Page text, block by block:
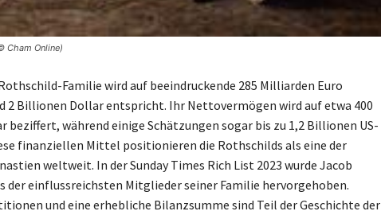
Cham Online)
Familie wird auf beeindruckende 285 Milliarden Euro
2 Billionen Dollar entspricht. Ihr Nettovermögen wird auf etwa 400
beziffert, während einige Schätzungen sogar bis zu 1,2 Billionen US-
finanziellen Mittel positionieren die Rothschilds als eine der
weltweit. In der Sunday Times Rich List 2023 wurde Jacob
der einflussreichsten Mitglieder seiner Familie hervorgehoben.
und eine erhebliche Bilanzsumme sind Teil der Geschichte der